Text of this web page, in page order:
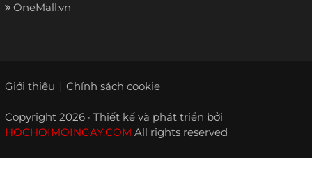
OneMall.vn
Giới thiệu Chính sách cookie
Copyright 2026 · Thiết kế và phát triển bởi
HOCHOIMOINGAY.COM All rights reserved